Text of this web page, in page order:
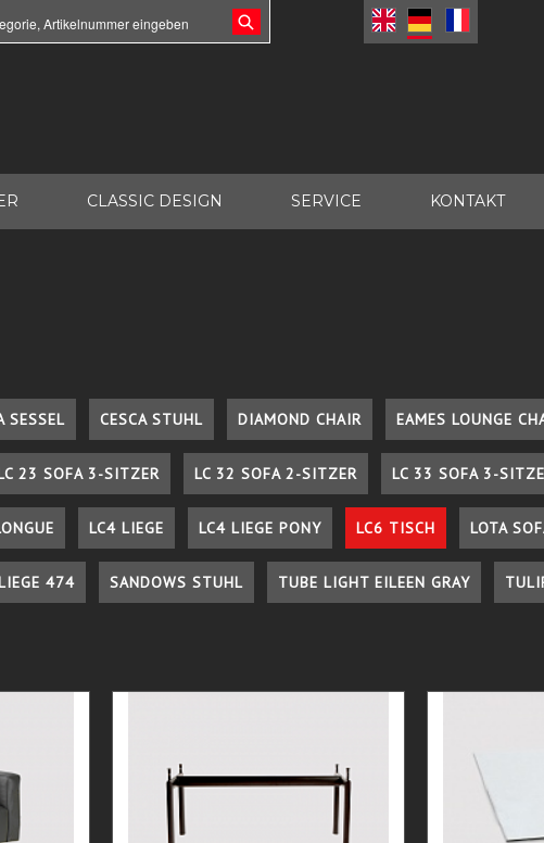
CLASSIC DESIGN SERVICE KONTAKT
SESSEL CESCA STUHL DIAMOND CHAIR EAMES LOUNGE
23 SOFA 3-SITZER LC 32 SOFA 2-SITZER LC 33 SOFA 3-
LC4 LIEGE LC4 LIEGE PONY LC6 TISCH LOTA
474 SANDOWS STUHL TUBE LIGHT EILEEN GRAY